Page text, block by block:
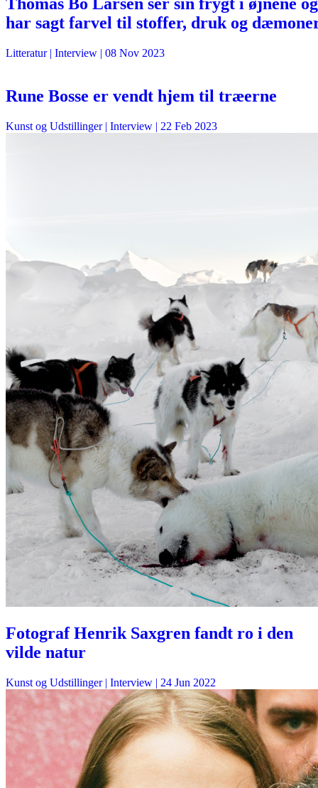
Thomas Bo Larsen ser sin frygt i øjnene og
har sagt farvel til stoffer, druk og
Litteratur| Interview | 08 Nov 2023
Rune Bosse er vendt hjem til træerne
Kunst og Udstillinger| Interview | 22 Feb 2023
Fotograf Henrik Saxgren fandt ro i den
vilde natur
Kunst og Udstillinger| Interview | 24 Jun 2022